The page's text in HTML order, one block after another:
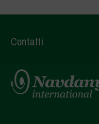
Contatti